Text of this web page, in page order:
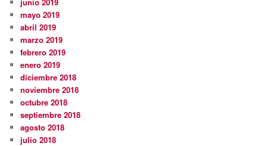
mayo 2019
abril 2019
marzo 2019
febrero 2019
enero 2019
diciembre 2018
noviembre 2018
octubre 2018
septiembre 2018
agosto 2018
julio 2018